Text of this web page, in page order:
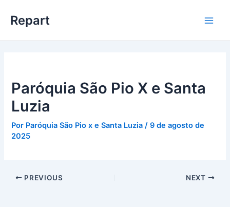
para
conteúdo
Repart
Paróquia São Pio X e Santa
Luzia
Por Paróquia São Pio x e Santa Luzia/9 de agosto de
2025
PREVIOUS NEXT